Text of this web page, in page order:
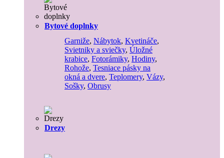
Bytové doplnky
Garniže, Nábytok, Kvetináče,
Svietniky a sviečky, Úložné
krabice, Fotorámiky, Hodiny,
Rohože, Tesniace pásky na
okná a dvere, Teplomery, Vázy,
Sošky, Obrusy
Drezy